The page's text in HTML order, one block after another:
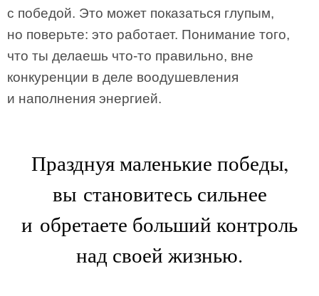
с победой. Это может показаться глупым,
но поверьте: это работает. Понимание того,
что ты делаешь что-то правильно, вне
конкуренции в деле воодушевления
и наполнения энергией.
Празднуя маленькие победы,
вы становитесь сильнее
и обретаете больший контроль
над своей жизнью.